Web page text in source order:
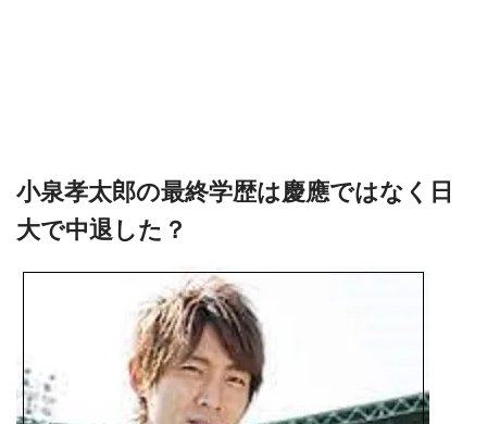
小泉孝太郎の最終学歴は慶應ではなく日
大で中退した？